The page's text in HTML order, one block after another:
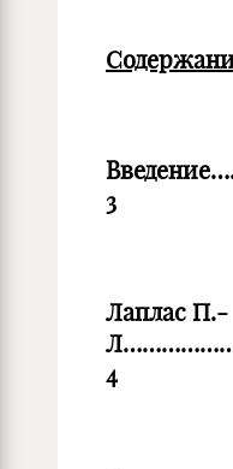
3
Лаплас П.-
4